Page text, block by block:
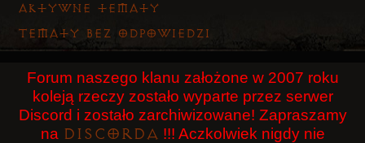
Główna
Użytkownicy
Szukaj
Rejestracja
Aktywne tematy
Tematy bez odpowiedzi
Forum naszego klanu założone w 2007 roku
koleją rzeczy zostało wyparte przez serwer
Discord i zostało zarchiwizowane! Zapraszamy
na Discorda !!! Aczkolwiek nigdy nie